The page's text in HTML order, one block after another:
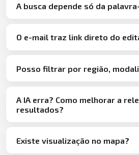
A busca depende só da
O e-mail traz link direto do
Posso filtrar por região,
A IA erra? Como melhorar a
resultados?
Existe visualização no mapa?